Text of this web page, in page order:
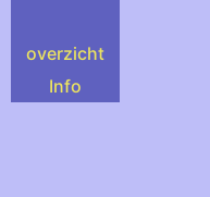
overzicht
Info